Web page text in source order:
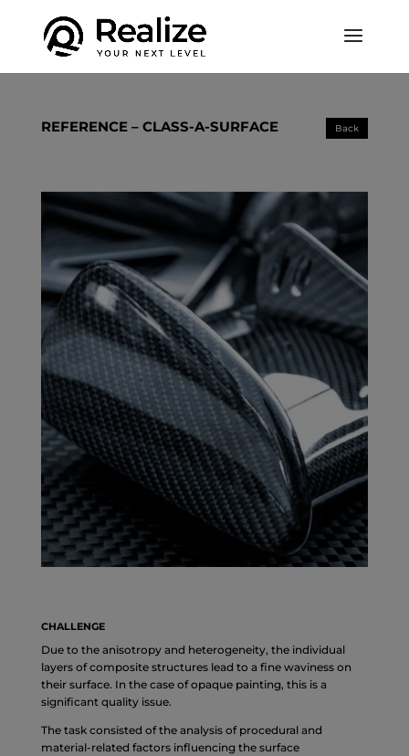
REFERENCE – CLASS-A-SURFACE Back
CHALLENGE
Due to the anisotropy and heterogeneity, the individual
layers of composite structures lead to a fine waviness on
their surface. In the case of opaque painting, this is a
significant quality issue.
The task consisted of the analysis of procedural and
material-related factors influencing the surface